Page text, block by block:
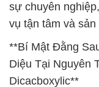
sự chuyên
vụ tận tâm và
**Bí Mật Đằng
Diệu Tại Nguyên
Dicacboxylic**